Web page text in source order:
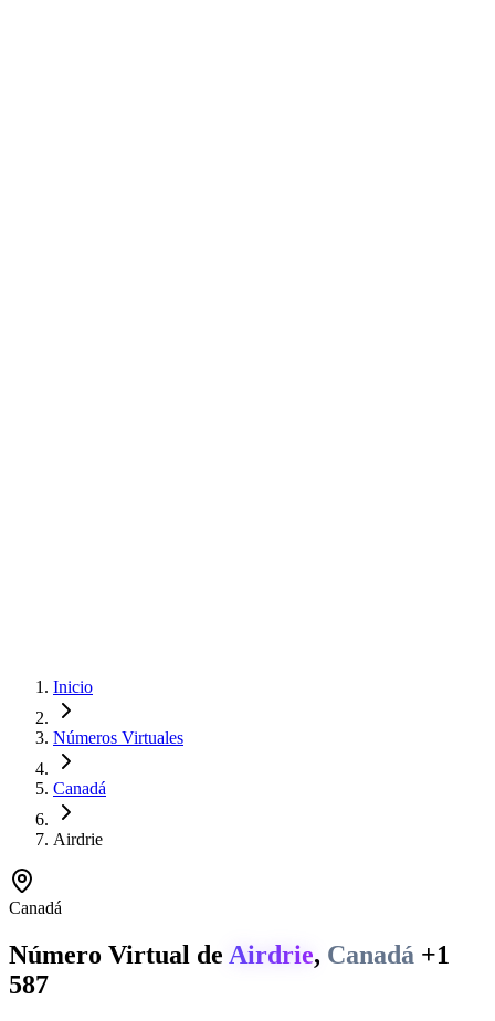
Inicio
Números Virtuales
Canadá
Airdrie
Canadá
Número Virtual de Airdrie, Canadá +1
587